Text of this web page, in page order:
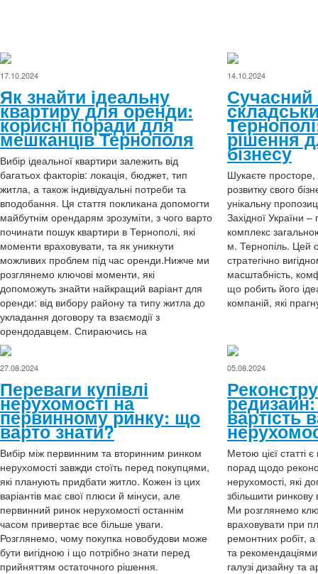
17.10.2024
Як знайти ідеальну
квартиру для оренди:
корисні поради для
мешканців Тернополя
Вибір ідеальної квартири залежить від
багатьох факторів: локація, бюджет, тип
житла, а також індивідуальні потреби та
вподобання. Ця стаття покликана допомогти
майбутнім орендарям зрозуміти, з чого варто
починати пошук квартири в Тернополі, які
моменти враховувати, та як уникнути
можливих проблем під час оренди.Нижче ми
розглянемо ключові моменти, які
допоможуть знайти найкращий варіант для
оренди: від вибору району та типу житла до
укладання договору та взаємодії з
орендодавцем. Спираючись на
14.10.2024
рішення
бізнесу
Шукаєте
розвитку свого
унікальну
Західної України
комплекс
м. Тернопіль. Цей
стратегічно
масштабність,
що робить його
компаній, які
27.08.2024
Переваги купівлі
нерухомості на
первинному ринку: що
варто знати?
Вибір між первинним та вторинним ринком
нерухомості завжди стоїть перед покупцями,
які планують придбати житло. Кожен із цих
варіантів має свої плюси й мінуси, але
первинний ринок нерухомості останнім
часом привертає все більше уваги.
Розглянемо, чому покупка новобудови може
бути вигідною і що потрібно знати перед
прийняттям остаточного рішення.
05.08.2024
вартість
Метою цієї статті
порад щодо
нерухомості, які
збільшити ринкову
Ми розглянемо
враховувати при
ремонтних робіт,
та
галузі дизайну та